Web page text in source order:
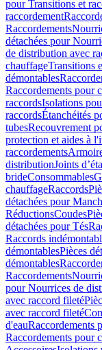
pour Transitions et
raccordement
Raccordements
détachées pour
de distribution avec
chauffageTransitions
démontables
Raccordements pour
raccordsIsolations
raccordsÉtanchéités
tubesRecouvrement
protection et aides à
raccordements
distributionJoints
brideConsommables
chauffageRaccords
détachées pour
RéductionsCoudes
détachées pour Tés
Raccords
démontablesPièces
démontables
Raccordements
pour Nourrices de
avec raccord fileté
avec raccord fileté
d'eauRaccordements
Raccordements pour